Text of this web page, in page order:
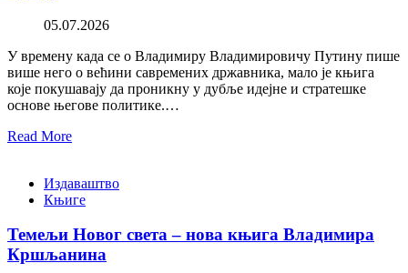
05.07.2026
У времену када се о Владимиру Владимировичу Путину пише
више него о већини савремених државника, мало је књига
које покушавају да проникну у дубље идејне и стратешке
основе његове политике.…
Read More
Издаваштво
Књиге
Темељи Новог света – нова књига Владимира
Кршљанина